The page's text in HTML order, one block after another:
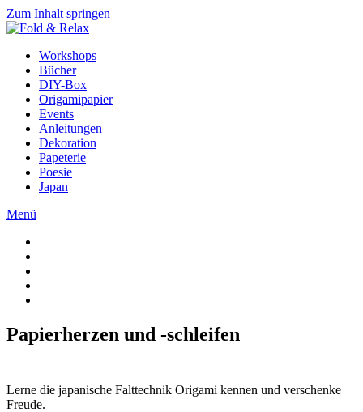
Zum Inhalt springen
Workshops
Bücher
DIY-Box
Origamipapier
Events
Anleitungen
Dekoration
Papeterie
Poesie
Japan
Menü
Papierherzen und -schleifen
Lerne die japanische Falttechnik Origami kennen und verschenke
Freude.